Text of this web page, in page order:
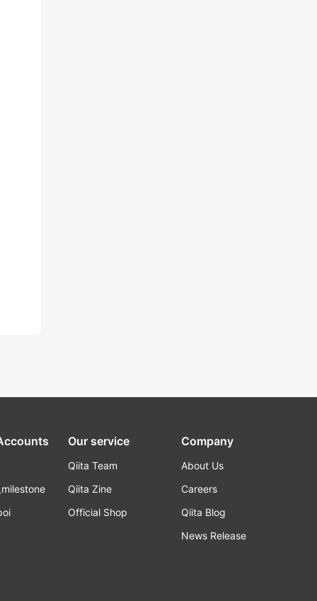
Our service
Qiita Team
Qiita Zine
Official Shop
Company
About Us
Careers
Qiita Blog
News Release